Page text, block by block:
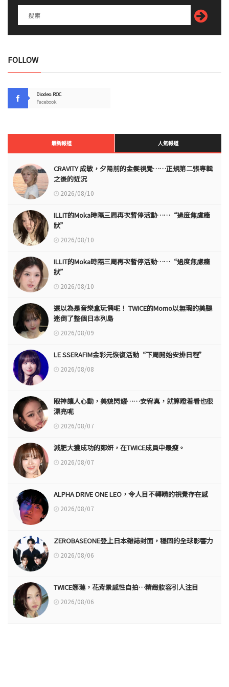
FOLLOW
Diodeo.ROC
Facebook
最新報道 人氣報道
CRAVITY 成敏，夕陽前的金髮視覺……正規第二張專輯
之後的近況
2026/08/10
ILLIT的Moka時隔三周再次暫停活動……“過度焦慮癥
狀”
2026/08/10
ILLIT的Moka時隔三周再次暫停活動……“過度焦慮癥
狀”
2026/08/10
還以為是音樂盒玩偶呢！ TWICE的Momo以無瑕的美腿
迷倒了整個日本列島
2026/08/09
LE SSERAFIM金彩元恢復活動“下周開始安排日程”
2026/08/08
眼神讓人心動，美貌閃耀……安宥真，就算瞪着看也很
漂亮呢
2026/08/07
減肥大獲成功的鄭妍，在TWICE成員中最瘦。
2026/08/07
ALPHA DRIVE ONE LEO，令人目不轉睛的視覺存在感
2026/08/07
ZEROBASEONE登上日本雜誌封面，穩固的全球影響力
2026/08/06
TWICE娜璉，花背景感性自拍…精緻妝容引人注目
2026/08/06